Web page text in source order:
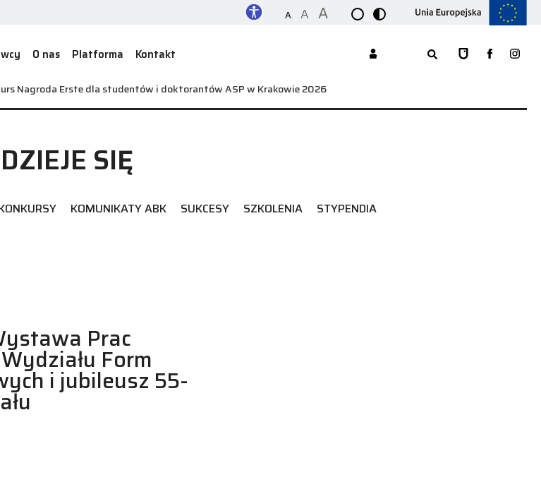
A A A
O nas Platforma Kontakt
Nagroda Erste dla studentów i doktorantów ASP w Krakowie 2026
DZIEJE SIĘ
KOMUNIKATY ABK SUKCESY SZKOLENIA STYPENDIA
Prac
Form
i jubileusz 55-